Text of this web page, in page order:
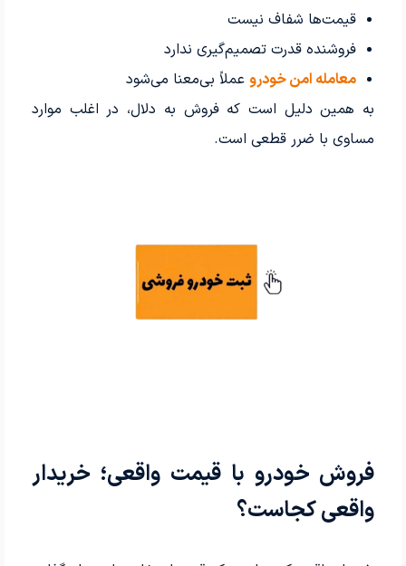
قیمت‌ها شفاف نیست
فروشنده قدرت تصمیم‌گیری ندارد
معامله امن خودرو عملاً بی‌معنا می‌شود
به همین دلیل است که فروش به دلال، در اغلب موارد
مساوی با ضرر قطعی است.
فروش خودرو با قیمت واقعی؛ خریدار
واقعی کجاست؟